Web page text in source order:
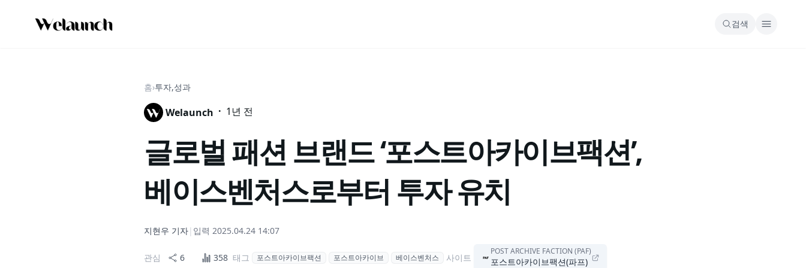
검색
홈›투자,성과
Welaunch · 1년 전
글로벌 패션 브랜드 ‘포스트아카이브팩션’,
베이스벤처스로부터 투자 유치
지현우 기자| 입력 2025.04.24 14:07
관심 6 358 태그 포스트아카이브팩션 포스트아카이브 베이스벤처스 사이트
POST ARCHIVE FACTION (PAF)
포스트아카이브팩션(파프)